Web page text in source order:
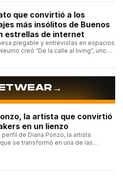
que convirtió a los
más insólitos de Buenos
estrellas de internet
plegable y entrevistas en espacios
creó “De la calle al living”, uno
→
la artista que convirtió
en un lienzo
de Diana Ponzo, la artista
se transformó en una de las